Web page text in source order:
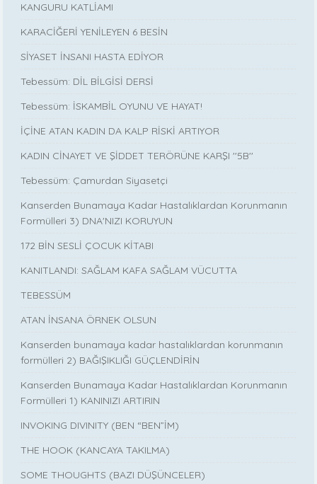
KANGURU KATLİAMI
KARACİĞERİ YENİLEYEN 6 BESİN
SİYASET İNSANI HASTA EDİYOR
Tebessüm: DİL BİLGİSİ DERSİ
Tebessüm: İSKAMBİL OYUNU VE HAYAT!
İÇİNE ATAN KADIN DA KALP RİSKİ ARTIYOR
KADIN CİNAYET VE ŞİDDET TERÖRÜNE KARŞI ''5B''
Tebessüm: Çamurdan Siyasetçi
Kanserden Bunamaya Kadar Hastalıklardan Korunmanın
Formülleri 3) DNA'NIZI KORUYUN
172 BİN SESLİ ÇOCUK KİTABI
KANITLANDI: SAĞLAM KAFA SAĞLAM VÜCUTTA
TEBESSÜM
ATAN İNSANA ÖRNEK OLSUN
Kanserden bunamaya kadar hastalıklardan korunmanın
formülleri 2) BAĞIŞIKLIĞI GÜÇLENDİRİN
Kanserden Bunamaya Kadar Hastalıklardan Korunmanın
Formülleri 1) KANINIZI ARTIRIN
INVOKING DIVINITY (BEN “BEN”İM)
THE HOOK (KANCAYA TAKILMA)
SOME THOUGHTS (BAZI DÜŞÜNCELER)